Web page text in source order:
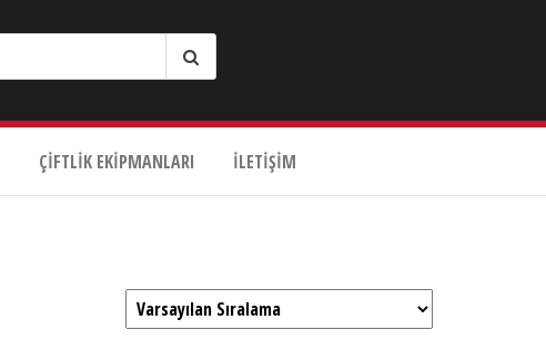
ÇIFTLIK EKIPMANLARI İLETIŞIM